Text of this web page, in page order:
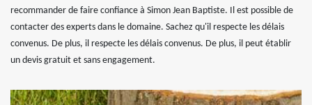
recommander de faire confiance à Simon Jean Baptiste. Il est possible de
contacter des experts dans le domaine. Sachez qu'il respecte les délais
convenus. De plus, il respecte les délais convenus. De plus, il peut établir
un devis gratuit et sans engagement.